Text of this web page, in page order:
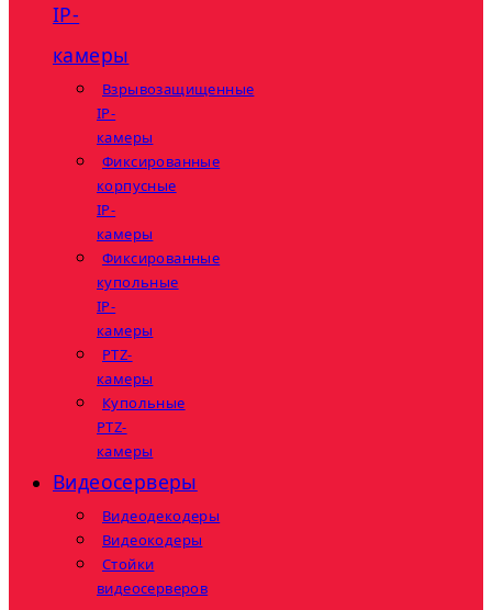
IP-
камеры
Взрывозащищенные
IP-
камеры
Фиксированные
корпусные
IP-
камеры
Фиксированные
купольные
IP-
камеры
PTZ-
камеры
Купольные
PTZ-
камеры
Видеосерверы
Видеодекодеры
Видеокодеры
Стойки
видеосерверов